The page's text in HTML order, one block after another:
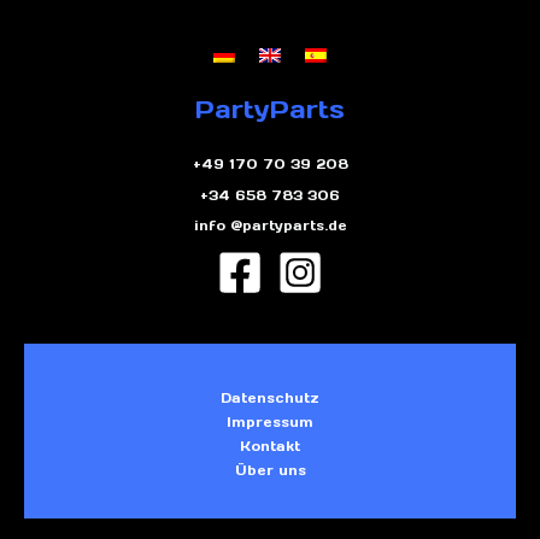
PartyParts
+49 170 70 39 208
+34 658 783 306
info @partyparts.de
Datenschutz
Impressum
Kontakt
Über uns